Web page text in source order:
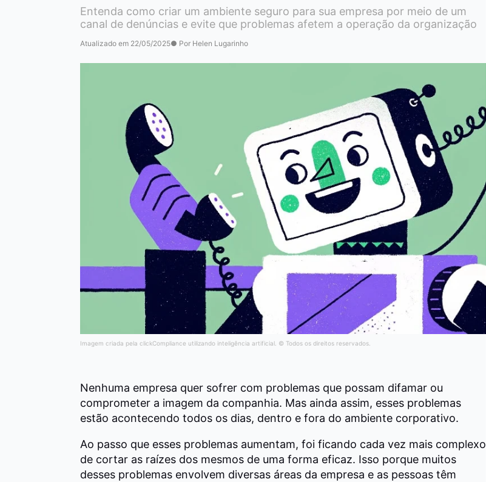
Entenda como criar um ambiente seguro para sua empresa por meio de um
canal de denúncias e evite que problemas afetem a operação da organização
Atualizado em 22/05/2025● Por Helen Lugarinho
Imagem criada pela clickCompliance utilizando inteligência artificial. © Todos os direitos reservados.
Nenhuma empresa quer sofrer com problemas que possam difamar ou
comprometer a imagem da companhia. Mas ainda assim, esses problemas
estão acontecendo todos os dias, dentro e fora do ambiente corporativo.
Ao passo que esses problemas aumentam, foi ficando cada vez mais complexo
de cortar as raízes dos mesmos de uma forma eficaz. Isso porque muitos
desses problemas envolvem diversas áreas da empresa e as pessoas têm